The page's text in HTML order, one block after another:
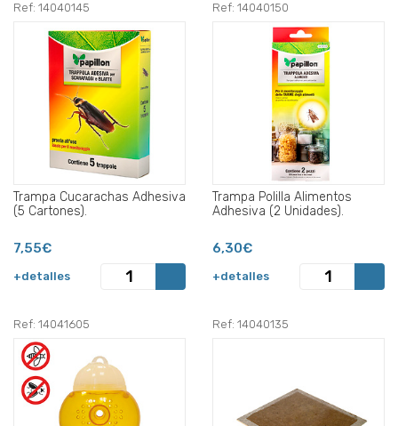
Ref: 14040145
Trampa Cucarachas Adhesiva
(5 Cartones).
7,55€
+detalles
Ref: 14040150
Trampa Polilla Alimentos
Adhesiva (2 Unidades).
6,30€
+detalles
Ref: 14041605 Ref: 14040135